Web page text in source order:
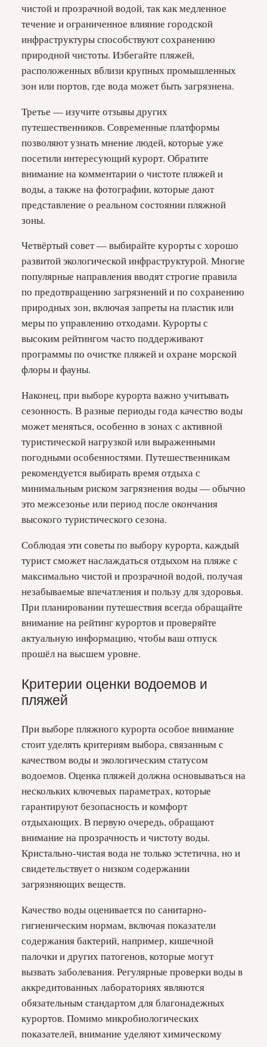
чистой и прозрачной водой, так как медленное
течение и ограниченное влияние городской
инфраструктуры способствуют сохранению
природной чистоты. Избегайте пляжей,
расположенных вблизи крупных промышленных
зон или портов, где вода может быть загрязнена.
Третье — изучите отзывы других
путешественников. Современные платформы
позволяют узнать мнение людей, которые уже
посетили интересующий курорт. Обратите
внимание на комментарии о чистоте пляжей и
воды, а также на фотографии, которые дают
представление о реальном состоянии пляжной
зоны.
Четвёртый совет — выбирайте курорты с хорошо
развитой экологической инфраструктурой. Многие
популярные направления вводят строгие правила
по предотвращению загрязнений и по сохранению
природных зон, включая запреты на пластик или
меры по управлению отходами. Курорты с
высоким рейтингом часто поддерживают
программы по очистке пляжей и охране морской
флоры и фауны.
Наконец, при выборе курорта важно учитывать
сезонность. В разные периоды года качество воды
может меняться, особенно в зонах с активной
туристической нагрузкой или выраженными
погодными особенностями. Путешественникам
рекомендуется выбирать время отдыха с
минимальным риском загрязнения воды — обычно
это межсезонье или период после окончания
высокого туристического сезона.
Соблюдая эти советы по выбору курорта, каждый
турист сможет наслаждаться отдыхом на пляже с
максимально чистой и прозрачной водой, получая
незабываемые впечатления и пользу для здоровья.
При планировании путешествия всегда обращайте
внимание на рейтинг курортов и проверяйте
актуальную информацию, чтобы ваш отпуск
прошёл на высшем уровне.
Критерии оценки водоемов и
пляжей
При выборе пляжного курорта особое внимание
стоит уделять критериям выбора, связанным с
качеством воды и экологическим статусом
водоемов. Оценка пляжей должна основываться на
нескольких ключевых параметрах, которые
гарантируют безопасность и комфорт
отдыхающих. В первую очередь, обращают
внимание на прозрачность и чистоту воды.
Кристально-чистая вода не только эстетична, но и
свидетельствует о низком содержании
загрязняющих веществ.
Качество воды оценивается по санитарно-
гигиеническим нормам, включая показатели
содержания бактерий, например, кишечной
палочки и других патогенов, которые могут
вызвать заболевания. Регулярные проверки воды в
аккредитованных лабораториях являются
обязательным стандартом для благонадежных
курортов. Помимо микробиологических
показателей, внимание уделяют химическому